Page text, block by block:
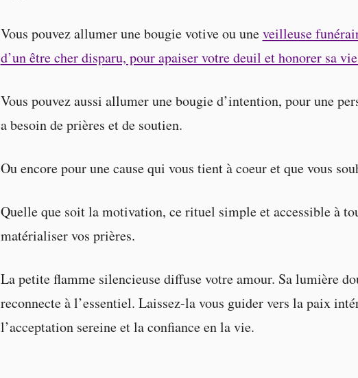
Vous pouvez allumer une bougie votive ou uneveilleuse
d’un être cher disparu, pour apaiser votre deuil et honorer sa
Vous pouvez aussi allumer une bougie d’intention, pour une
a besoin de prières et de soutien.
Ou encore pour une cause qui vous tient à coeur et que vous
Quelle que soit la motivation, ce rituel simple et accessible à
matérialiser vos prières.
La petite flamme silencieuse diffuse votre amour. Sa lumière
reconnecte à l’essentiel. Laissez-la vous guider vers la paix
l’acceptation sereine et la confiance en la vie.